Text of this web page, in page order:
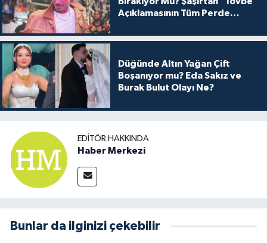
Açıklamasının Tüm Perde
Düğünde Altın Yağan Çift
Boşanıyor mu? Eda Sakız ve
Burak Bulut Olayı Ne?
EDITÖR HAKKINDA
Haber Merkezi
Bunlar da ilginizi çekebilir